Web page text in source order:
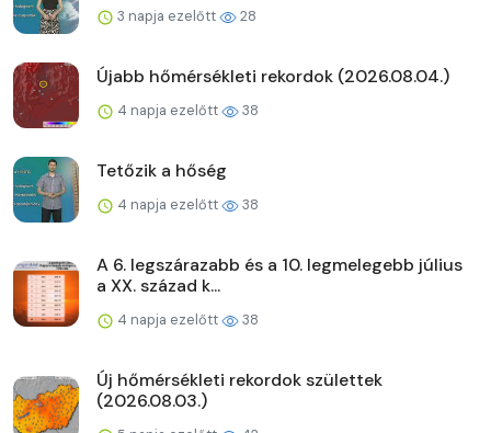
3 napja ezelőtt 28
Újabb hőmérsékleti rekordok (2026.08.04.)
4 napja ezelőtt 38
Tetőzik a hőség
4 napja ezelőtt 38
A 6. legszárazabb és a 10. legmelegebb július
a XX. század k...
4 napja ezelőtt 38
Új hőmérsékleti rekordok születtek
(2026.08.03.)